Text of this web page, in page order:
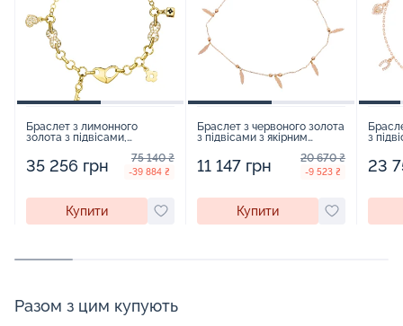
Браслет з лимонного
золота з підвісами,
плетіння шопард - 967259
35 256 грн 75 140 ₴
-39 884 ₴
Купити
Браслет з червоного золота
з підвісами з якірним
11 147 грн 20 670 ₴
-9 523 ₴
Купити
з
23
Разом з цим купують